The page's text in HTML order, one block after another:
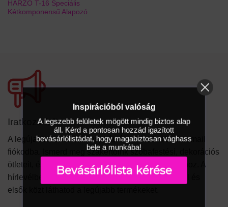
HARZO T-16 Speciális
Kétkomponensű Alapozó
Iratkozz fel!
A legújabb trendek és inspirációk közvetlenül az e-mail
fiókodba. Ismerd meg szakértőink szobafestési, dekorációs
ötleteit, és meríts ihletet saját lakásod megújításához. A
hírlevélben ügyes kivitelezési trükköket leshetsz el és
elsők közt láthatod a legújabb termékeket.
Inspirációból valóság
A legszebb felületek mögött mindig biztos alap
áll. Kérd a pontosan hozzád igazított
bevásárlólistádat, hogy magabiztosan vághass
bele a munkába!
Bevásárlólista kérése